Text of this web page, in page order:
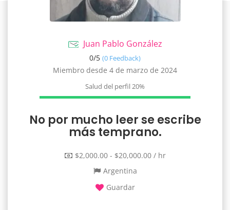
Juan Pablo González
0/5 (0 Feedback)
Miembro desde 4 de marzo de 2024
Salud del perfil20%
No por mucho leer se escribe
más temprano.
$2,000.00 - $20,000.00 / hr
Argentina
Guardar